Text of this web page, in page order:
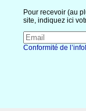
Pour recevoir (au
site, indiquez ici
Conformité de